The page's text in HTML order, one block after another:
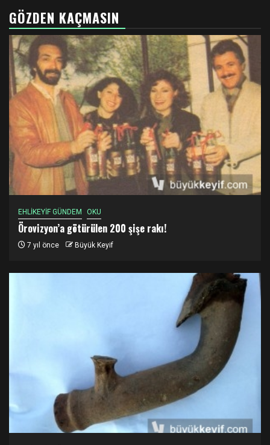
GÖZDEN KAÇMASIN
EHLİKEYİF GÜNDEM OKU
Örovizyon’a götürülen 200 şişe rakı!
7 yıl önce Büyük Keyif